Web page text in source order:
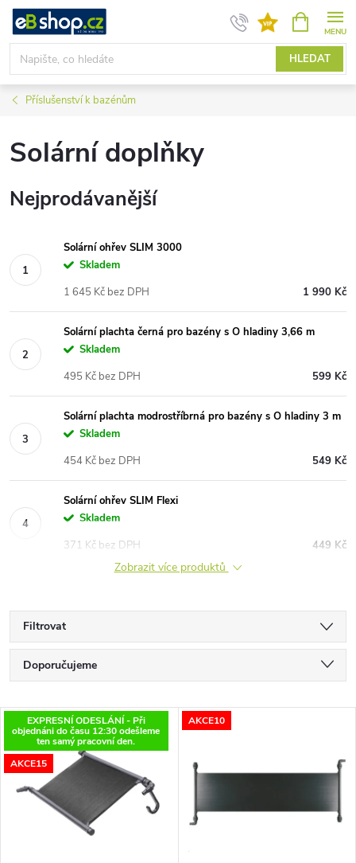
Přejít
obsah
HLEDAT
NÁKUPNÍ
KOŠÍK
Příslušenství k bazénům
Solární doplňky
Nejprodávanější
Solární ohřev SLIM 3000
Skladem
1 990 Kč
1 645 Kč bez DPH
Solární plachta černá pro bazény s O hladiny 3,66 m
Skladem
599 Kč
495 Kč bez DPH
Solární plachta modrostříbrná pro bazény s O hladiny 3 m
Skladem
549 Kč
454 Kč bez DPH
Solární ohřev SLIM Flexi
Skladem
449 Kč
371 Kč bez DPH
Zobrazit více produktů
Filtrovat
Ř
a
z
e
Doporučujeme
Nejdražší
Nejprodávanější
Abecedně
V
ý
p
EXPRESNÍ ODESLÁNÍ - Při
objednáni do času 12:30 odešleme
ten samý pracovní den.
AKCE15
AKCE10